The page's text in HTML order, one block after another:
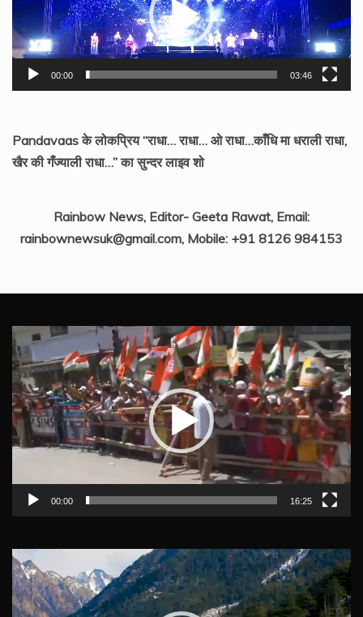
00:00 03:46
Pandavaas के लोकप्रिय “राधा… राधा… ओ राधा…काँधि मा धराली राधा,
खैर की गँज्याली राधा…” का सुन्दर लाइव शो
Rainbow News, Editor- Geeta Rawat, Email:
rainbownewsuk@gmail.com, Mobile: +91 8126 984153
Video
Player
00:00 16:25
Video
Player